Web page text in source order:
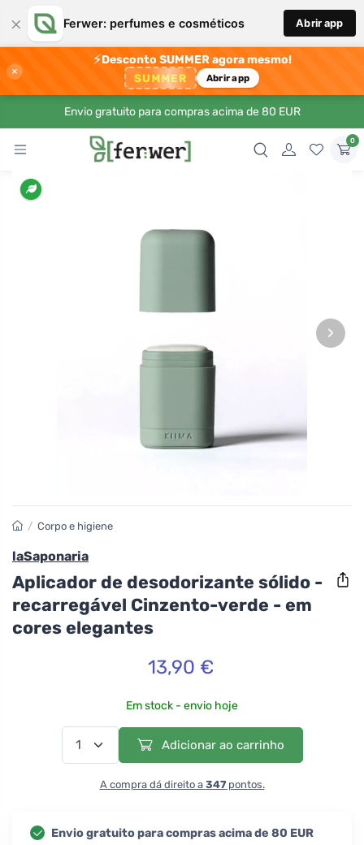
× Ferwer: perfumes e cosméticos Abrir app
×
⚡Desconto SUMMER agora mesmo!
SUMMER Abrir app
Envio gratuito para compras acima de 80 EUR
0
›
/ Corpo e higiene
laSaponaria
Aplicador de desodorizante sólido -
recarregável Cinzento-verde - em
cores elegantes
13,90 €
Em stock - envio hoje
Adicionar ao carrinho
A compra dá direito a 347pontos.
Envio gratuito para compras acima de 80 EUR